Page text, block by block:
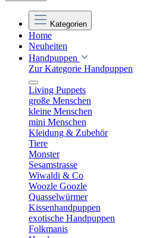
Kategorien
Home
Neuheiten
Handpuppen
Zur Kategorie Handpuppen
Living Puppets
große Menschen
kleine Menschen
mini Menschen
Kleidung & Zubehör
Tiere
Monster
Sesamstrasse
Wiwaldi & Co
Woozle Goozle
Quasselwürmer
Kissenhandpuppen
exotische Handpuppen
Folkmanis